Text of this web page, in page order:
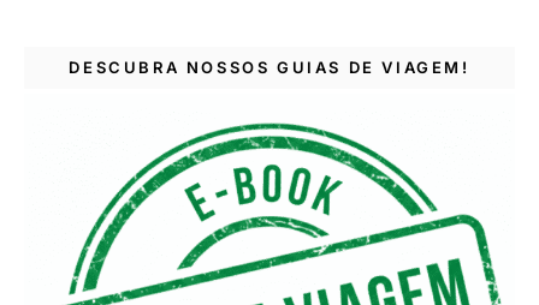
DESCUBRA NOSSOS GUIAS DE VIAGEM!